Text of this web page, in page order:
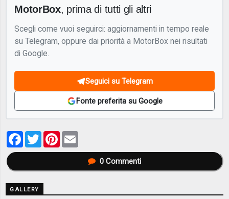
MotorBox, prima di tutti gli altri
Scegli come vuoi seguirci: aggiornamenti in tempo reale
su Telegram, oppure dai priorità a MotorBox nei risultati
di Google.
Seguici su Telegram
Fonte preferita su Google
Facebook
TwitterPinterest
0Commenti
GALLERY